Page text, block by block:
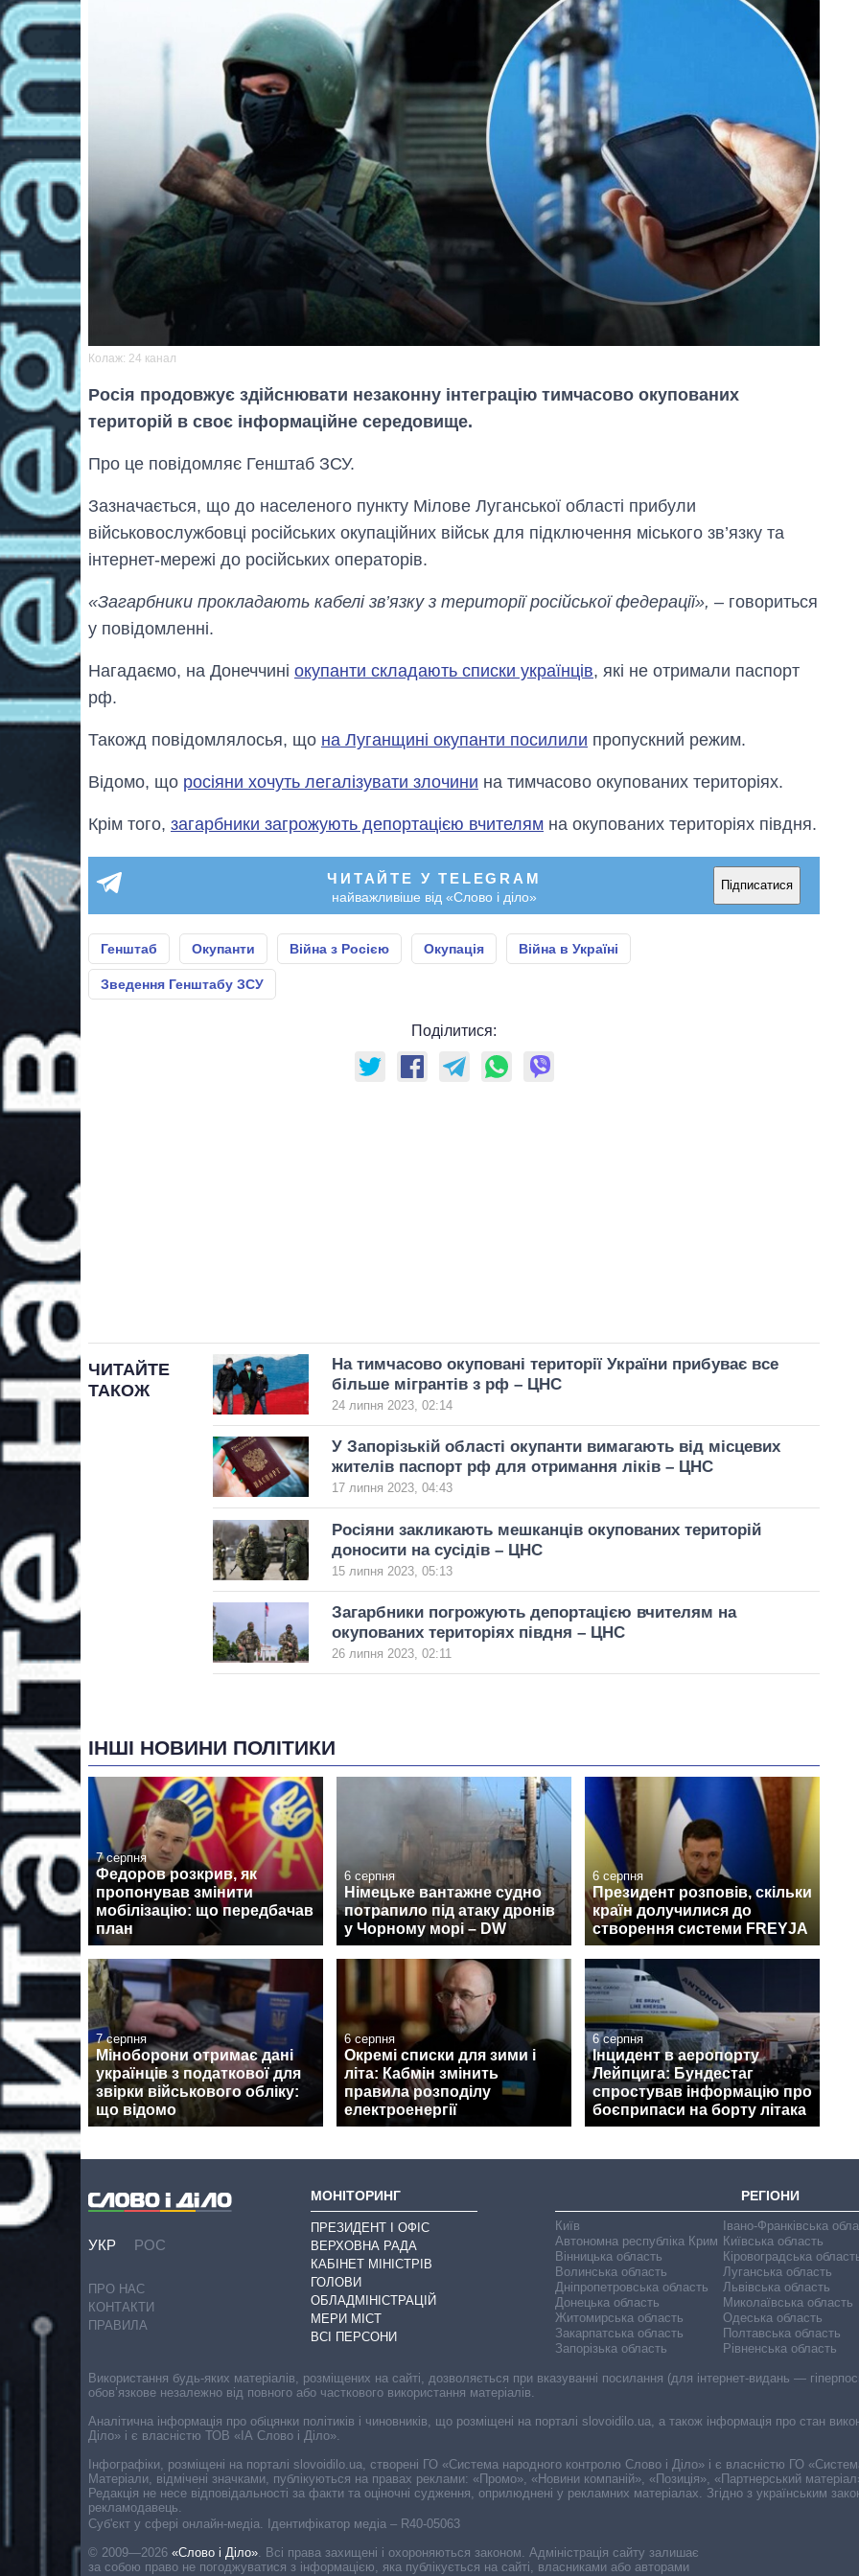
Колаж: 24 канал
Росія продовжує здійснювати незаконну інтеграцію тимчасово окупованих
територій в своє інформаційне середовище.
Про це повідомляє Генштаб ЗСУ.
Зазначається, що до населеного пункту Мілове Луганської області прибули
військовослужбовці російських окупаційних військ для підключення міського зв’язку та
інтернет-мережі до російських операторів.
«Загарбники прокладають кабелі зв’язку з території російської федерації», – говориться
у повідомленні.
Нагадаємо, на Донеччині окупанти складають списки українців, які не отримали паспорт
рф.
Такожд повідомлялосья, що на Луганщині окупанти посилили пропускний режим.
Відомо, що росіяни хочуть легалізувати злочини на тимчасово окупованих територіях.
Крім того, загарбники загрожують депортацією вчителям на окупованих територіях півдня.
ЧИТАЙТЕ У TELEGRAM
найважливіше від «Слово і діло»
Підписатися
Генштаб Окупанти Війна з Росією Окупація Війна в Україні
Зведення Генштабу ЗСУ
Поділитися:
ЧИТАЙТЕ
ТАКОЖ
На тимчасово окуповані території України прибуває все
більше мігрантів з рф – ЦНС
24 липня 2023, 02:14
У Запорізькій області окупанти вимагають від місцевих
жителів паспорт рф для отримання ліків – ЦНС
17 липня 2023, 04:43
Росіяни закликають мешканців окупованих територій
доносити на сусідів – ЦНС
15 липня 2023, 05:13
Загарбники погрожують депортацією вчителям на
окупованих територіях півдня – ЦНС
26 липня 2023, 02:11
ІНШІ НОВИНИ ПОЛІТИКИ
7 серпня
Федоров розкрив, як
пропонував змінити
мобілізацію: що передбачав
план
6 серпня
Німецьке вантажне судно
потрапило під атаку дронів
у Чорному морі – DW
6 серпня
Президент розповів, скільки
країн долучилися до
створення системи FREYJA
7 серпня
Міноборони отримає дані
українців з податкової для
звірки військового обліку:
що відомо
6 серпня
Окремі списки для зими і
літа: Кабмін змінить
правила розподілу
електроенергії
6 серпня
Інцидент в аеропорту
Лейпцига: Бундестаг
спростував інформацію про
боєприпаси на борту літака
Як змінився
бюджет
оборони за 13
росією
УКР РОС
ПРО НАС
КОНТАКТИ
ПРАВИЛА
МОНІТОРИНГ
ПРЕЗИДЕНТ І ОФІС
ВЕРХОВНА РАДА
КАБІНЕТ МІНІСТРІВ
ГОЛОВИ
ОБЛАДМІНІСТРАЦІЙ
МЕРИ МІСТ
ВСІ ПЕРСОНИ
РЕГІОНИ
Київ
Автономна республіка Крим
Вінницька область
Волинська область
Дніпропетровська область
Донецька область
Житомирська область
Закарпатська область
Запорізька область
Івано-Франківська
Київська область
Кіровоградська
Луганська область
Львівська область
Миколаївська область
Одеська область
Полтавська область
Рівненська область
Cуб'єкт у сфері онлайн-медіа. Ідентифікатор медіа – R40-05063
© 2009—2026 «Слово і Діло». Всі права захищені і охороняються законом. Адміністрація сайту залишає
за собою право не погоджуватися з інформацією, яка публікується на сайті, власниками або авторами
Використання будь-яких матеріалів, розміщених на сайті, дозволяється при вказуванні посилання (для інтернет-видань —
обов’язкове незалежно від повного або часткового використання матеріалів.
Аналітична інформація про обіцянки політиків і чиновників, що розміщені на порталі slovoidilo.ua, а також інформація про стан
Діло» і є власністю ТОВ «ІА Слово і Діло».
Інфографіки, розміщені на порталі slovoidilo.ua, створені ГО «Система народного контролю Слово і Діло» і є власністю ГО
Матеріали, відмічені значками, публікуються на правах реклами: «Промо», «Новини компаній», «Позиція», «Партнерський
Редакція не несе відповідальності за факти та оціночні судження, оприлюднені у рекламних матеріалах. Згідно з українським
рекламодавець.